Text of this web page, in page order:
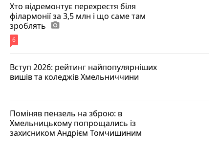
Хто відремонтує перехрестя біля
філармонії за 3,5 млн і що саме там
зроблять photo_camera
6
Вступ 2026: рейтинг найпопулярніших
вишів та коледжів Хмельниччини
Поміняв пензель на зброю: в
Хмельницькому попрощались із
захисником Андрієм Томчишиним